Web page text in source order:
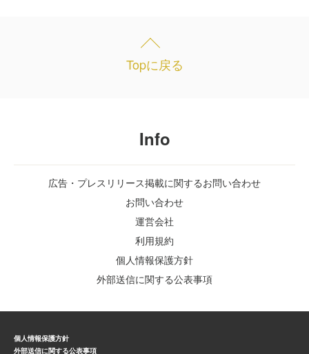
Topに戻る
Info
広告・プレスリリース掲載に関するお問い合わせ
お問い合わせ
運営会社
利用規約
個人情報保護方針
外部送信に関する公表事項
個人情報保護方針
外部送信に関する公表事項